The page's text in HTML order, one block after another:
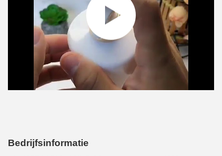
Bedrijfsinformatie